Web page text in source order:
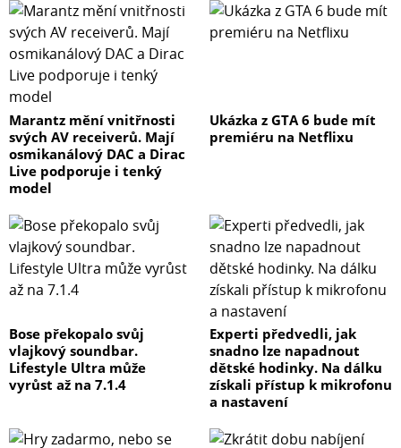
Marantz mění vnitřnosti
svých AV receiverů. Mají
osmikanálový DAC a Dirac
Live podporuje i tenký
model
Ukázka z GTA 6 bude mít
premiéru na Netflixu
Bose překopalo svůj
vlajkový soundbar.
Lifestyle Ultra může
vyrůst až na 7.1.4
Experti předvedli, jak
snadno lze napadnout
dětské hodinky. Na dálku
získali přístup k mikrofonu
a nastavení